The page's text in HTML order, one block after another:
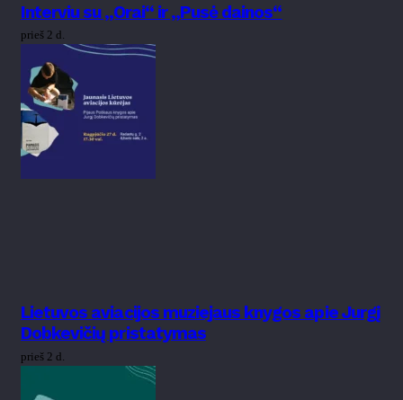
Interviu su „Orai“ ir „Pusė dainos“
prieš 2 d.
Lietuvos aviacijos muziejaus knygos apie Jurgį
Dobkevičių pristatymas
prieš 2 d.